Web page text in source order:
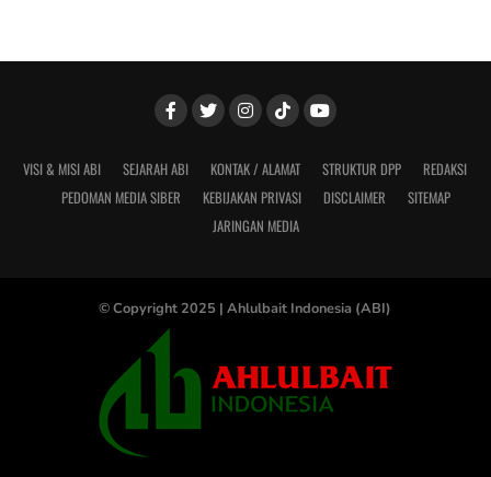
VISI & MISI ABI SEJARAH ABI KONTAK / ALAMAT STRUKTUR DPP
REDAKSI
PEDOMAN MEDIA SIBER
KEBIJAKAN PRIVASI DISCLAIMER
SITEMAP
JARINGAN MEDIA
© Copyright 2025 | Ahlulbait Indonesia (ABI)